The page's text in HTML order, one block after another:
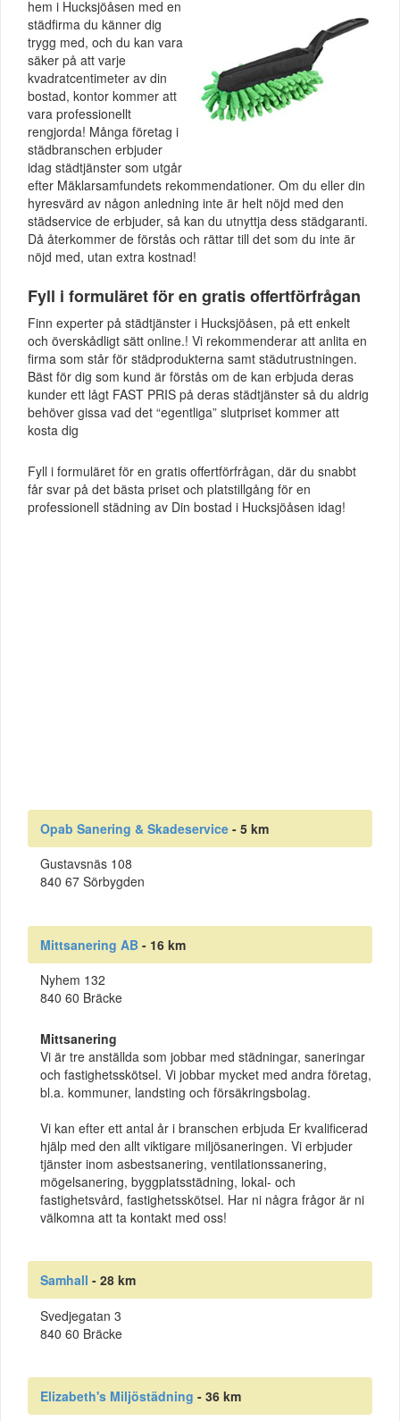
hem i Hucksjöåsen med en
städfirma du känner dig
trygg med, och du kan vara
säker på att varje
kvadratcentimeter av din
bostad, kontor kommer att
vara professionellt
rengjorda! Många företag i
städbranschen erbjuder
idag städtjänster som utgår
efter Mäklarsamfundets rekommendationer. Om du eller din
hyresvärd av någon anledning inte är helt nöjd med den
städservice de erbjuder, så kan du utnyttja dess städgaranti.
Då återkommer de förstås och rättar till det som du inte är
nöjd med, utan extra kostnad!
Fyll i formuläret för en gratis offertförfrågan
Finn experter på städtjänster i Hucksjöåsen, på ett enkelt
och överskådligt sätt online.! Vi rekommenderar att anlita en
firma som står för städprodukterna samt städutrustningen.
Bäst för dig som kund är förstås om de kan erbjuda deras
kunder ett lågt FAST PRIS på deras städtjänster så du aldrig
behöver gissa vad det “egentliga” slutpriset kommer att
kosta dig
Fyll i formuläret för en gratis offertförfrågan, där du snabbt
får svar på det bästa priset och platstillgång för en
professionell städning av Din bostad i Hucksjöåsen idag!
Opab Sanering & Skadeservice - 5 km
Gustavsnäs 108
840 67 Sörbygden
Mittsanering AB - 16 km
Nyhem 132
840 60 Bräcke
Mittsanering
Vi är tre anställda som jobbar med städningar, saneringar
och fastighetsskötsel. Vi jobbar mycket med andra företag,
bl.a. kommuner, landsting och försäkringsbolag.
Vi kan efter ett antal år i branschen erbjuda Er kvalificerad
hjälp med den allt viktigare miljösaneringen. Vi erbjuder
tjänster inom asbestsanering, ventilationssanering,
mögelsanering, byggplatsstädning, lokal- och
fastighetsvård, fastighetsskötsel. Har ni några frågor är ni
välkomna att ta kontakt med oss!
Samhall - 28 km
Svedjegatan 3
840 60 Bräcke
Elizabeth's Miljöstädning - 36 km